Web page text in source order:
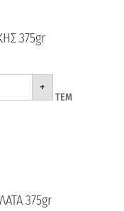
375gr
+
ΤΕΜ
375gr